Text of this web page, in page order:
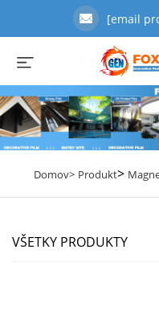
[email
Domov> Produkt>
VŠETKY PRODUKTY